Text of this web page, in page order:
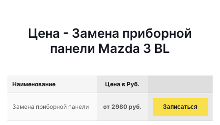
Цена - Замена приборной
панели Mazda 3 BL
Наименование Цена в Руб.
Замена приборной панели от 2980 руб. Записаться